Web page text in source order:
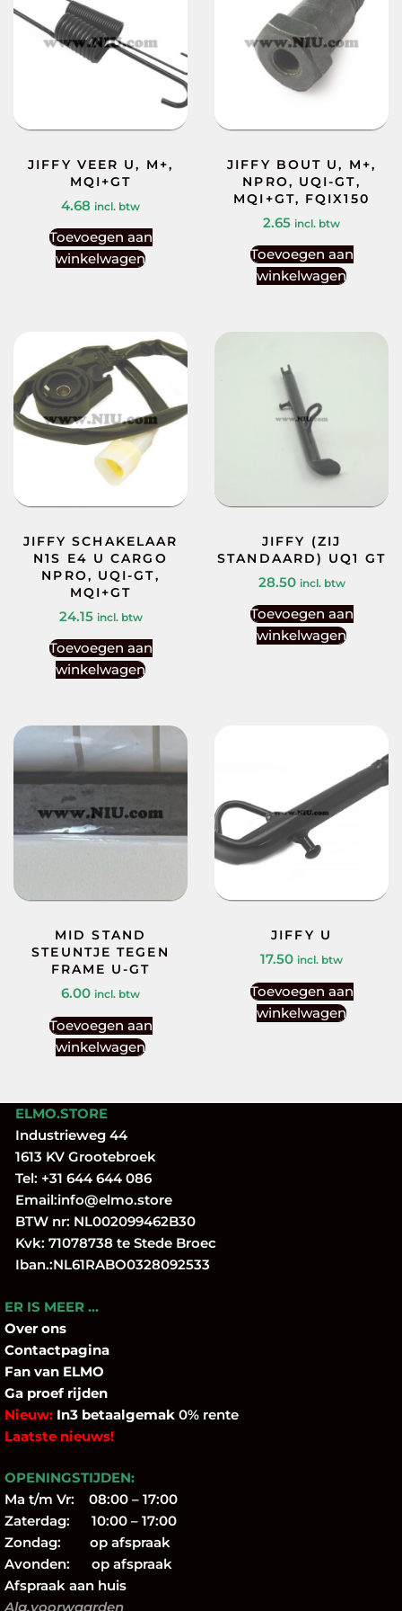
JIFFY VEER U, M+,
MQI+GT
4.68 incl. btw
Toevoegen aan
winkelwagen
JIFFY BOUT U, M+,
NPRO, UQI-GT,
MQI+GT, FQIX150
2.65 incl. btw
Toevoegen aan
winkelwagen
JIFFY SCHAKELAAR
N1S E4 U CARGO
NPRO, UQI-GT,
MQI+GT
24.15 incl. btw
Toevoegen aan
winkelwagen
JIFFY (ZIJ
STANDAARD) UQ1 GT
28.50 incl. btw
Toevoegen aan
winkelwagen
MID STAND
STEUNTJE TEGEN
FRAME U-GT
6.00 incl. btw
Toevoegen aan
winkelwagen
JIFFY U
17.50 incl. btw
Toevoegen aan
winkelwagen
ELMO.STORE
Industrieweg 44
1613 KV Grootebroek
Tel: +31 644 644 086
Email:info@elmo.store
BTW nr: NL002099462B30
Kvk: 71078738 te Stede Broec
Iban.:NL61RABO0328092533
ER IS MEER …
Over ons
Contactpagina
Fan van ELMO
Ga proef rijden
Nieuw: In3 betaalgemak 0% rente
Laatste nieuws!
OPENINGSTIJDEN:
Ma t/m Vr: 08:00 – 17:00
Zaterdag: 10:00 – 17:00
Zondag: op afspraak
Avonden: op afspraak
Afspraak aan huis
Alg.voorwaarden